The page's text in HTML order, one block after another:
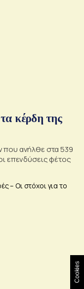
κέρδη της
που ανήλθε στα 539
επενδύσεις φέτος
Cookies